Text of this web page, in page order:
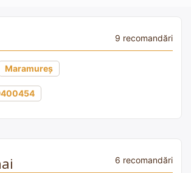
9 recomandări
Maramureș
6 recomandări